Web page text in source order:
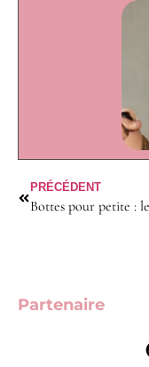
PRÉCÉDENT
Partenaire